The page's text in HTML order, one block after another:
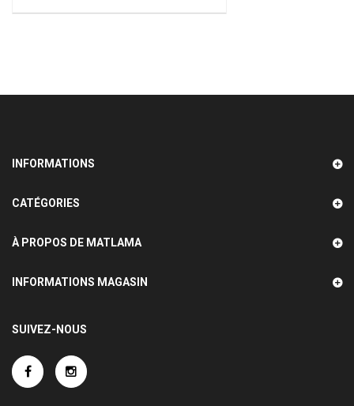
INFORMATIONS
CATÉGORIES
À PROPOS DE MATLAMA
INFORMATIONS MAGASIN
SUIVEZ-NOUS